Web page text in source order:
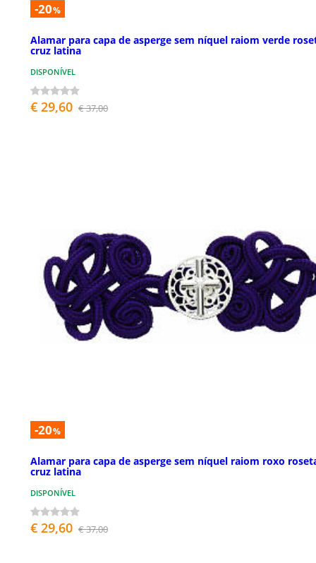
-20%
Alamar para capa de asperge sem níquel raiom verde
cruz latina
DISPONÍVEL
€ 29,60 € 37,00
-20%
Alamar para capa de asperge sem níquel raiom roxo
cruz latina
DISPONÍVEL
€ 29,60 € 37,00